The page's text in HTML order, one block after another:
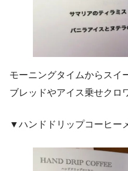
モーニングタイムからスイ
ブレッドやアイス乗せクロ
▼ハンドドリップコーヒー